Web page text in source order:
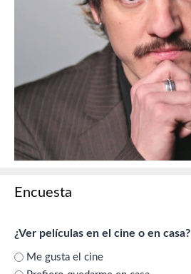
Encuesta
¿Ver películas en el cine o en casa?
Me gusta el cine